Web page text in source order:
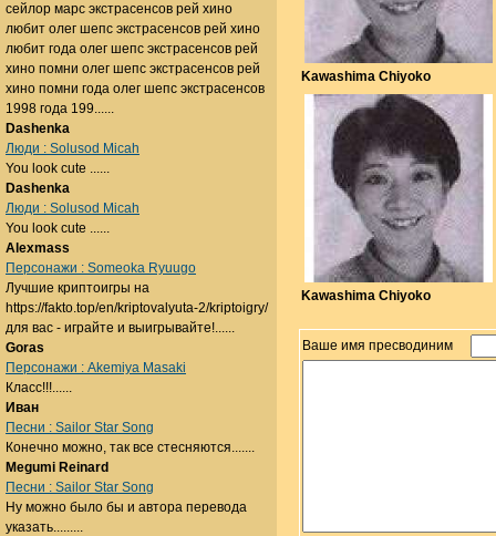
Kawashima Chiyoko
Kawashima Chiyoko
Ваше имя пресводиним
сейлор марс экстрасенсов рей хино
любит олег шепс экстрасенсов рей хино
любит года олег шепс экстрасенсов рей
хино помни олег шепс экстрасенсов рей
хино помни года олег шепс экстрасенсов
1998 года 199......
Dashenka
Люди : Solusod Micah
You look cute ......
Dashenka
Люди : Solusod Micah
You look cute ......
Alexmass
Персонажи : Someoka Ryuugo
Лучшие криптоигры на
https://fakto.top/en/kriptovalyuta-2/kriptoigry/
для вас - играйте и выигрывайте!......
Goras
Персонажи : Akemiya Masaki
Класс!!!......
Иван
Песни : Sailor Star Song
Конечно можно, так все стесняются.......
Megumi Reinard
Песни : Sailor Star Song
Ну можно было бы и автора перевода
указать.........